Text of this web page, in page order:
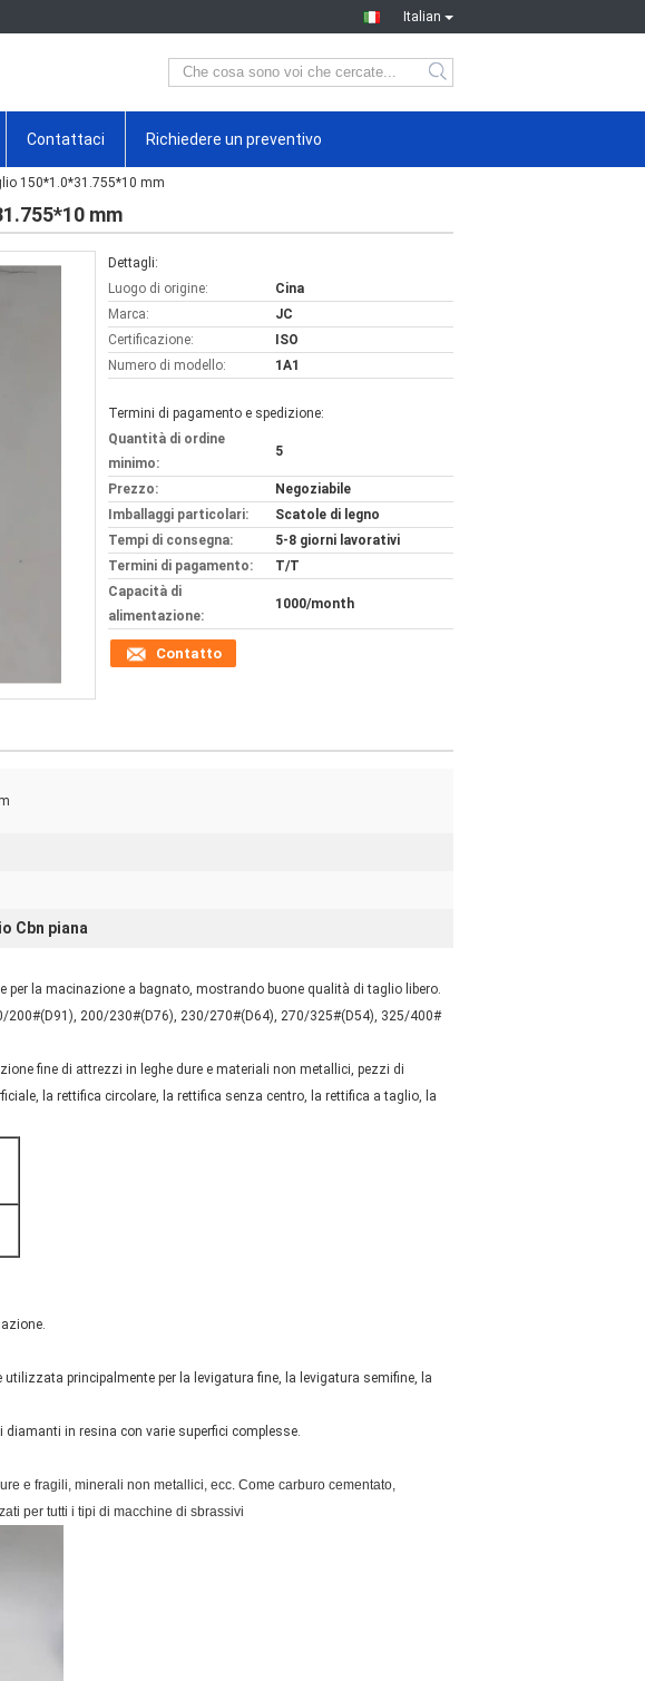
Italian
Contattaci Richiedere un preventivo
150*1.0*31.755*10 mm
mm
Dettagli:
Luogo di origine:
Cina
Marca:
JC
Certificazione:
ISO
Numero di modello:
1A1
Termini di pagamento e spedizione:
Quantità di ordine
minimo:
5
Prezzo:
Negoziabile
Imballaggi particolari:
Scatole di legno
Tempi di consegna:
5-8 giorni lavorativi
Termini di pagamento:
T/T
Capacità di
alimentazione:
1000/month
Contatto
Cbn piana
la macinazione a bagnato, mostrando buone qualità di taglio libero.
200/230#(D76), 230/270#(D64), 270/325#(D54), 325/400#
fine di attrezzi in leghe dure e materiali non metallici, pezzi di
la rettifica circolare, la rettifica senza centro, la rettifica a taglio, la
principalmente per la levigatura fine, la levigatura semifine, la
in resina con varie superfici complesse.
e fragili, minerali non metallici, ecc. Come carburo cementato,
per tutti i tipi di macchine di sbrassivi